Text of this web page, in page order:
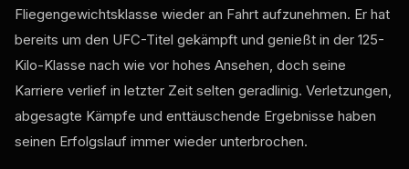
Fliegengewichtsklasse wieder an Fahrt aufzunehmen. Er hat
bereits um den UFC-Titel gekämpft und genießt in der 125-
Kilo-Klasse nach wie vor hohes Ansehen, doch seine
Karriere verlief in letzter Zeit selten geradlinig. Verletzungen,
abgesagte Kämpfe und enttäuschende Ergebnisse haben
seinen Erfolgslauf immer wieder unterbrochen.